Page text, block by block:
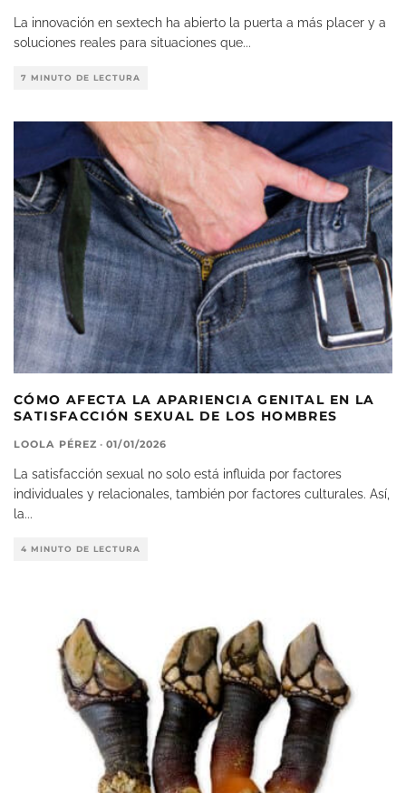
La innovación en sextech ha abierto la puerta a más placer y a
soluciones reales para situaciones que...
7 MINUTO DE LECTURA
CÓMO AFECTA LA APARIENCIA GENITAL EN LA
SATISFACCIÓN SEXUAL DE LOS HOMBRES
LOOLA PÉREZ · 01/01/2026
La satisfacción sexual no solo está influida por factores
individuales y relacionales, también por factores culturales. Así,
la...
4 MINUTO DE LECTURA